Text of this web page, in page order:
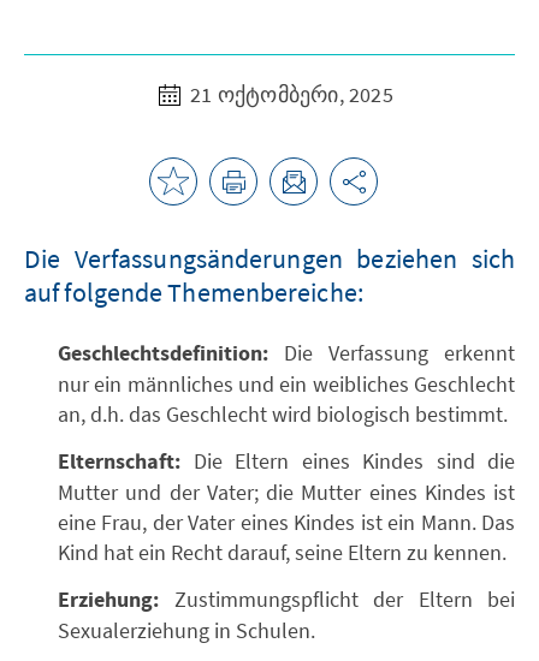
21 ოქტომბერი, 2025
Die Verfassungsänderungen beziehen sich
auf folgende Themenbereiche:
Geschlechtsdefinition: Die Verfassung erkennt
nur ein männliches und ein weibliches Geschlecht
an, d.h. das Geschlecht wird biologisch bestimmt.
Elternschaft: Die Eltern eines Kindes sind die
Mutter und der Vater; die Mutter eines Kindes ist
eine Frau, der Vater eines Kindes ist ein Mann. Das
Kind hat ein Recht darauf, seine Eltern zu kennen.
Erziehung: Zustimmungspflicht der Eltern bei
Sexualerziehung in Schulen.